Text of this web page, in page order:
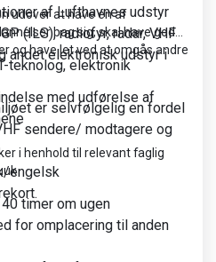
af Lufthavnes udstyr
(ILS), radiofyr, radar, VHF
andet elektronisk udstyr i
med udførelse af
udover at have én af
bag sig, skal have god
og have let ved at omgås andre
teknolog, elektronik
er selvfølgelig en fordel
sendere/ modtagere og
engelsk
i henhold til relevant faglig
timer om ugen
for omplacering til anden